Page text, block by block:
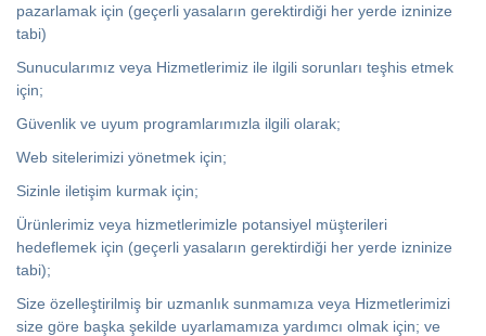
pazarlamak için (geçerli yasaların gerektirdiği her yerde izninize
tabi)
Sunucularımız veya Hizmetlerimiz ile ilgili sorunları teşhis etmek
için;
Güvenlik ve uyum programlarımızla ilgili olarak;
Web sitelerimizi yönetmek için;
Sizinle iletişim kurmak için;
Ürünlerimiz veya hizmetlerimizle potansiyel müşterileri
hedeflemek için (geçerli yasaların gerektirdiği her yerde izninize
tabi);
Size özelleştirilmiş bir uzmanlık sunmamıza veya Hizmetlerimizi
size göre başka şekilde uyarlamamıza yardımcı olmak için; ve